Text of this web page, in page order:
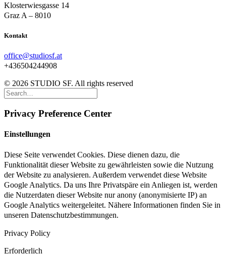
Klosterwiesgasse 14
Graz A – 8010
Kontakt
office@studiosf.at
+436504244908
© 2026 STUDIO SF. All rights reserved
Privacy Preference Center
Einstellungen
Diese Seite verwendet Cookies. Diese dienen dazu, die
Funktionalität dieser Website zu gewährleisten sowie die Nutzung
der Website zu analysieren. Außerdem verwendet diese Website
Google Analytics. Da uns Ihre Privatspäre ein Anliegen ist, werden
die Nutzerdaten dieser Website nur anony (anonymisierte IP) an
Google Analytics weitergeleitet. Nähere Informationen finden Sie in
unseren Datenschutzbestimmungen.
Privacy Policy
Erforderlich